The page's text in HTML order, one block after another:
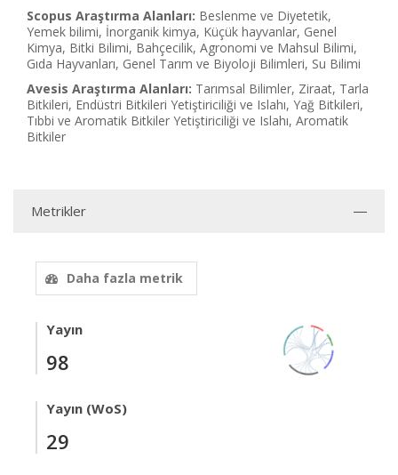
Scopus Araştırma Alanları: Beslenme ve Diyetetik,
Yemek bilimi, İnorganik kimya, Küçük hayvanlar, Genel
Kimya, Bitki Bilimi, Bahçecilik, Agronomi ve Mahsul Bilimi,
Gıda Hayvanları, Genel Tarım ve Biyoloji Bilimleri, Su Bilimi
Avesis Araştırma Alanları: Tarımsal Bilimler, Ziraat, Tarla
Bitkileri, Endüstri Bitkileri Yetiştiriciliği ve Islahı, Yağ Bitkileri,
Tıbbi ve Aromatik Bitkiler Yetiştiriciliği ve Islahı, Aromatik
Bitkiler
Metrikler
Daha fazla metrik
Yayın
98
Yayın (WoS)
29